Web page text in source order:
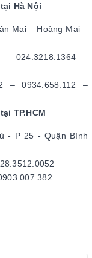
Hà Nội
Mai – Hoàng Mai –
– 024.3218.1364 –
– 0934.658.112 –
TP.HCM
- P 25 - Quận Bình